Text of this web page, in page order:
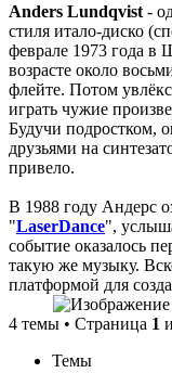
Anders Lundqvist -
стиля итало-диско
феврале 1973 года в
возрасте около
флейте. Потом
играть чужие
Будучи подростком,
друзьями на
привело.
В 1988 году Андерс
"LaserDance",
событие оказалось
такую же музыку.
платформой для
4 темы • Страница 1
Темы